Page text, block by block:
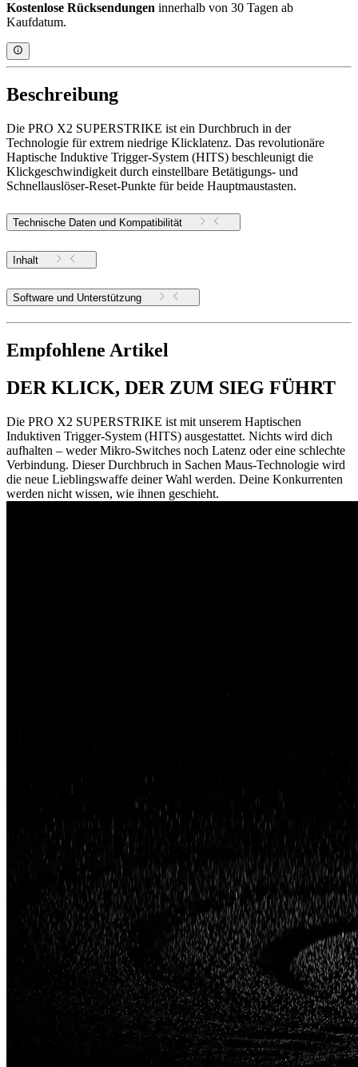
Kostenlose Rücksendungen innerhalb von 30 Tagen ab
Kaufdatum.
Beschreibung
Die PRO X2 SUPERSTRIKE ist ein Durchbruch in der
Technologie für extrem niedrige Klicklatenz. Das revolutionäre
Haptische Induktive Trigger-System (HITS) beschleunigt die
Klickgeschwindigkeit durch einstellbare Betätigungs- und
Schnellauslöser-Reset-Punkte für beide Hauptmaustasten.
Technische Daten und Kompatibilität
Inhalt
Software und Unterstützung
Empfohlene Artikel
DER KLICK, DER ZUM SIEG FÜHRT
Die PRO X2 SUPERSTRIKE ist mit unserem Haptischen
Induktiven Trigger-System (HITS) ausgestattet. Nichts wird dich
aufhalten – weder Mikro-Switches noch Latenz oder eine schlechte
Verbindung. Dieser Durchbruch in Sachen Maus-Technologie wird
die neue Lieblingswaffe deiner Wahl werden. Deine Konkurrenten
werden nicht wissen, wie ihnen geschieht.